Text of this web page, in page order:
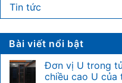
Tin tức
Bài viết nổi bật
Đơn vị U trong
chiều cao U của